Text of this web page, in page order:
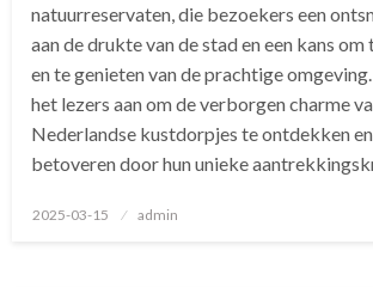
natuurreservaten, die bezoekers een
aan de drukte van de stad en een kans om
en te genieten van de prachtige
het lezers aan om de verborgen charme
Nederlandse kustdorpjes te ontdekken
betoveren door hun unieke
Geplaatst
2025-03-15 admin